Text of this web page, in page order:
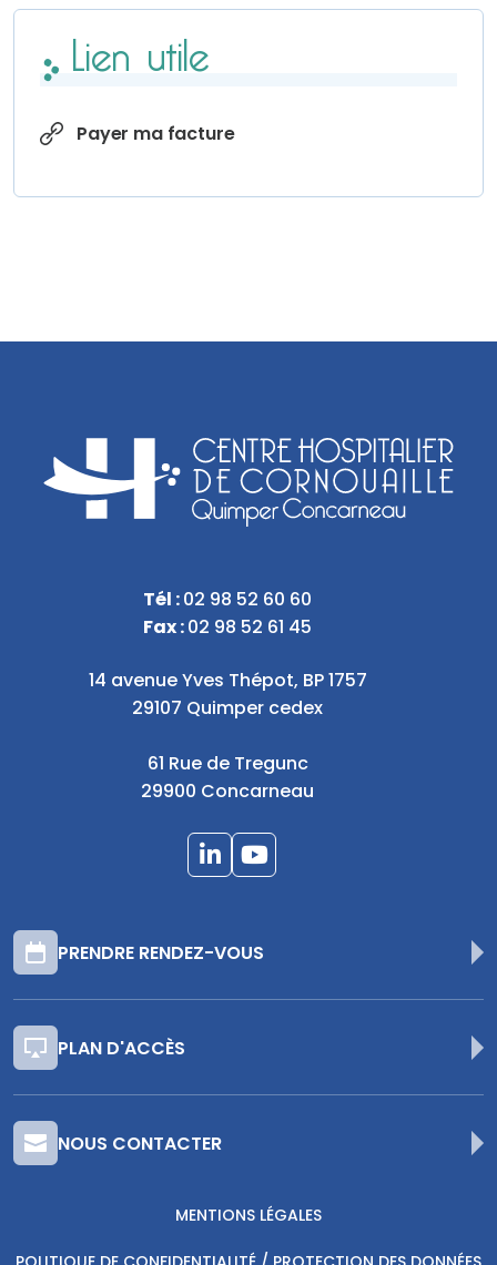
Lien utile
Payer ma facture
Tél : 02 98 52 60 60
Fax : 02 98 52 61 45
14 avenue Yves Thépot, BP 1757
29107 Quimper cedex
61 Rue de Tregunc
29900 Concarneau
PRENDRE RENDEZ-VOUS
PLAN D'ACCÈS
NOUS CONTACTER
MENTIONS LÉGALES